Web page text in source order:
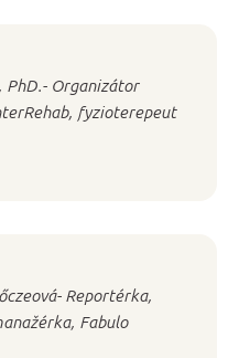
PhD.- Organizátor
fyzioterepeut
Reportérka,
Fabulo